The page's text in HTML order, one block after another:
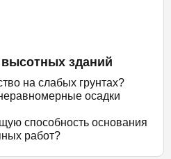
зданий
на слабых грунтах?
осадки
способность основания
работ?